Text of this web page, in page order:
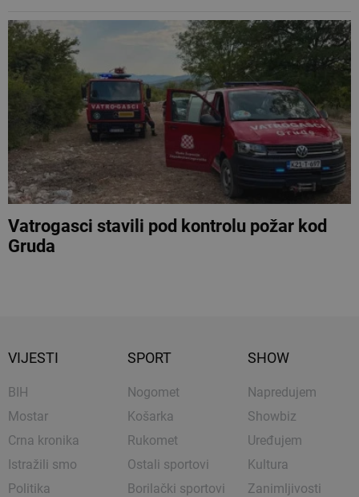
Vatrogasci stavili pod kontrolu požar kod
Gruda
VIJESTI
BIH
Mostar
Crna kronika
Istražili smo
Politika
SPORT
Nogomet
Košarka
Rukomet
Ostali sportovi
Borilački sportovi
SHOW
Napredujem
Showbiz
Uređujem
Kultura
Zanimljivosti